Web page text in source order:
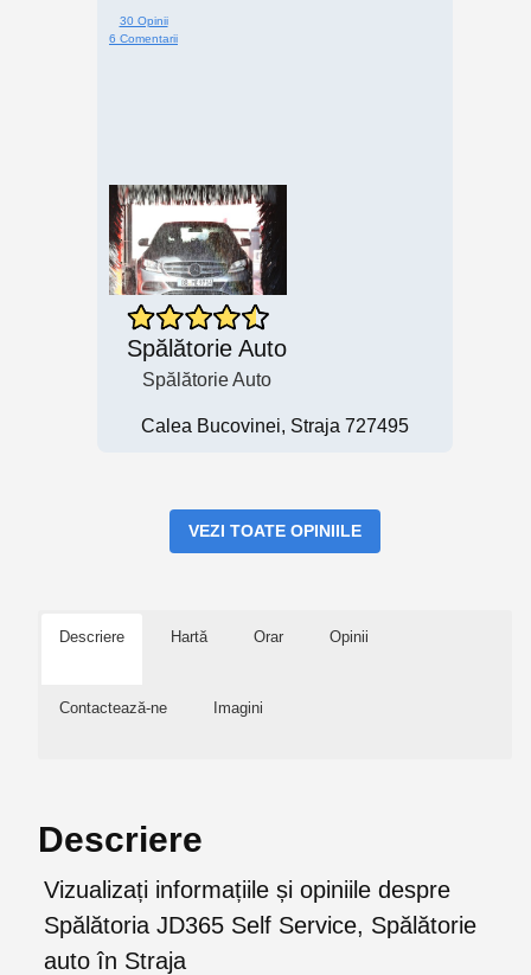
30 Opinii
6 Comentarii
Spălătorie Auto
Spălătorie Auto
Calea Bucovinei, Straja 727495
VEZI TOATE OPINIILE
Descriere Hartă Orar Opinii
Contactează-ne Imagini
Descriere
Vizualizați informațiile și opiniile despre
Spălătoria JD365 Self Service, Spălătorie
auto în Straja